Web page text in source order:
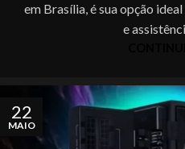
em Brasília, é sua opção
e
22
MAIO